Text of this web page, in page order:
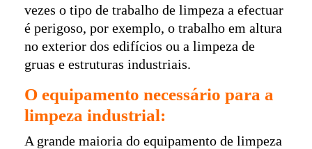
vezes o tipo de trabalho de limpeza a efectuar
é perigoso, por exemplo, o trabalho em altura
no exterior dos edifícios ou a limpeza de
gruas e estruturas industriais.
O equipamento necessário para a
limpeza industrial:
A grande maioria do equipamento de limpeza